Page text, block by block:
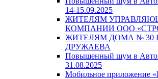
14-15.09.2025
ЖИТЕЛЯМ
КОМПАНИИ ООО
ЖИТЕЛЯМ ДОМА № 30
ДРУЖАЕВА
Повышенный шум в
31.08.2025
Мобильное приложение